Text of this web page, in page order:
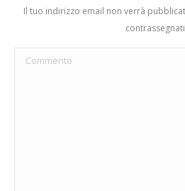
Il tuo indirizzo email non verrà
contrassegnati
Commento